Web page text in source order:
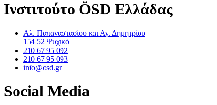
Ινστιτούτο ÖSD Ελλάδας
Αλ. Παπαναστασίου και Αγ. Δημητρίου
154 52 Ψυχικό
210 67 95 092
210 67 95 093
info@osd.gr
Social Media